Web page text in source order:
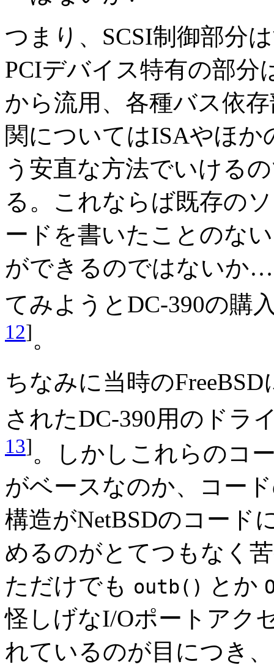
つまり、SCSI制御部分
PCIデバイス特有の部分
から流用、各種バス依
関についてはISAやほ
う安直な方法でいける
る。これならば既存の
ードを書いたことのな
ができるのではないか
てみようとDC-390の購
12]。
ちなみに当時の
されたDC-390用のドラ
13]。しかしこれらのコ
がベースなのか、コー
構造がNetBSDのコード
めるのがとてつもなく
ただけでも outb() とか
怪しげなI/Oポートアク
れているのが目につき